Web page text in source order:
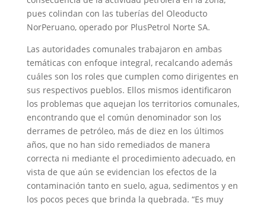
pues colindan con las tuberías del Oleoducto
NorPeruano, operado por PlusPetrol Norte SA.
Las autoridades comunales trabajaron en ambas
temáticas con enfoque integral, recalcando además
cuáles son los roles que cumplen como dirigentes en
sus respectivos pueblos. Ellos mismos identificaron
los problemas que aquejan los territorios comunales,
encontrando que el común denominador son los
derrames de petróleo, más de diez en los últimos
años, que no han sido remediados de manera
correcta ni mediante el procedimiento adecuado, en
vista de que aún se evidencian los efectos de la
contaminación tanto en suelo, agua, sedimentos y en
los pocos peces que brinda la quebrada. “Es muy